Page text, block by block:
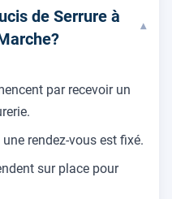
de Serrure à
▾
par recevoir un
rendez-vous est fixé.
sur place pour